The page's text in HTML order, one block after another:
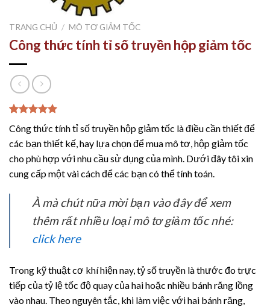
TRANG CHỦ / MÔ TƠ GIẢM TỐC
Công thức tính tỉ số truyền hộp giảm tốc
trên 5
dựa trên
đánh giá
Công thức tính tỉ số truyền hộp giảm tốc là điều cần thiết để
các bạn thiết kế, hay lựa chọn để mua mô tơ, hộp giảm tốc
cho phù hợp với nhu cầu sử dụng của mình. Dưới đây tôi xin
cung cấp một vài cách để các bạn có thể tính toán.
À mà chút nữa mời bạn vào đây để xem
thêm rất nhiều loại mô tơ giảm tốc nhé:
click here
Trong kỹ thuật cơ khí hiện nay, tỷ số truyền là thước đo trực
tiếp của tỷ lệ tốc độ quay của hai hoặc nhiều bánh răng lồng
vào nhau. Theo nguyên tắc, khi làm việc với hai bánh răng,